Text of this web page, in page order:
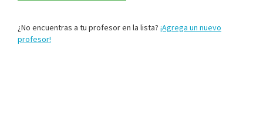
¿No encuentras a tu profesor en la lista? ¡Agrega un nuevo
profesor!